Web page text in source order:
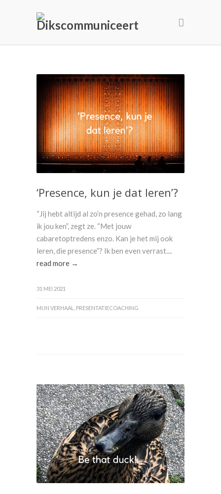
‘Presence, kun je dat leren’?
“Jij hebt altijd al zo’n presence gehad, zo lang
ik jou ken”, zegt ze. “Met jouw
cabaretoptredens enzo. Kan je het mij ook
leren, die presence”? Ik ben even verrast....
read more →
31 MEI 2021
MIJN VERHAAL PRESENTATIECOACHING